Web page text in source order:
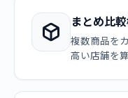
まとめ比
複数商品を
高い店舗を算